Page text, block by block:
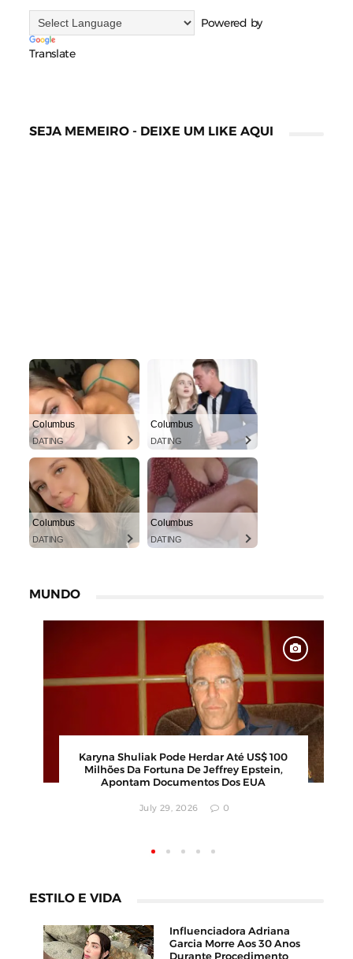
Powered by
Translate
SEJA MEMEIRO - DEIXE UM LIKE AQUI
Columbus
DATING
Columbus
DATING
Columbus
DATING
Columbus
DATING
MUNDO
Calor Extremo Na Coreia Do Sul Faz 16
Mortes Com Temperaturas Próximas Dos
42ºC
August 04, 2026
ESTILO E VIDA
Influenciadora Adriana
Garcia Morre Aos 30 Anos
Durante Procedimento